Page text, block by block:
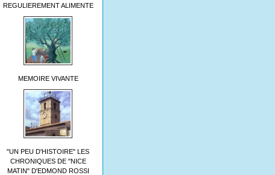
REGULIEREMENT ALIMENTE
MEMOIRE VIVANTE
"UN PEU D'HISTOIRE" LES
CHRONIQUES DE "NICE
MATIN" D'EDMOND ROSSI